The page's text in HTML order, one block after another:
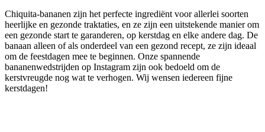
Chiquita-bananen zijn het perfecte ingrediënt voor allerlei soorten
heerlijke en gezonde traktaties, en ze zijn een uitstekende manier om
een gezonde start te garanderen, op kerstdag en elke andere dag. De
banaan alleen of als onderdeel van een gezond recept, ze zijn ideaal
om de feestdagen mee te beginnen. Onze spannende
bananenwedstrijden op Instagram zijn ook bedoeld om de
kerstvreugde nog wat te verhogen. Wij wensen iedereen fijne
kerstdagen!